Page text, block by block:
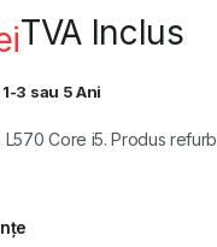
TVA Inclus
1-3 sau 5 Ani
Core i5. Produs